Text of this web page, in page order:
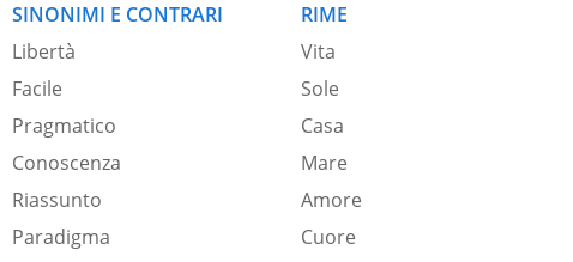
SINONIMI E CONTRARI
Libertà
Facile
Pragmatico
Conoscenza
Riassunto
Paradigma
RIME
Vita
Sole
Casa
Mare
Amore
Cuore